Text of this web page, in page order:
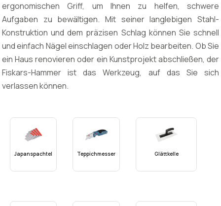
ergonomischen Griff, um Ihnen zu helfen, schwere
Aufgaben zu bewältigen. Mit seiner langlebigen Stahl-
Konstruktion und dem präzisen Schlag können Sie schnell
und einfach Nägel einschlagen oder Holz bearbeiten. Ob Sie
ein Haus renovieren oder ein Kunstprojekt abschließen, der
Fiskars-Hammer ist das Werkzeug, auf das Sie sich
verlassen können.
Japanspachtel Teppichmesser Glättkelle